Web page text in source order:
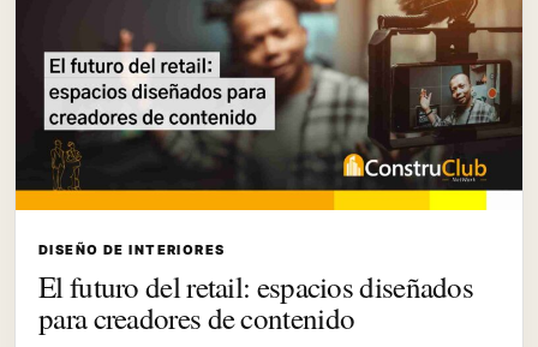
DISEÑO DE INTERIORES
El futuro del retail: espacios diseñados
para creadores de contenido